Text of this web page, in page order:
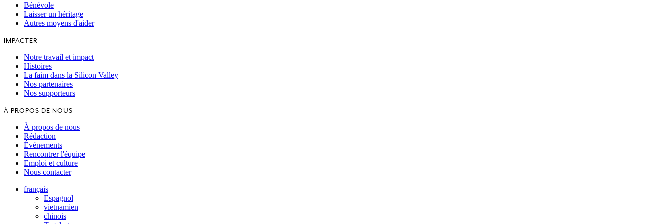
Bénévole
Laisser un héritage
Autres moyens d'aider
IMPACTER
Notre travail et impact
Histoires
La faim dans la Silicon Valley
Nos partenaires
Nos supporteurs
À PROPOS DE NOUS
À propos de nous
Rédaction
Événements
Rencontrer l'équipe
Emploi et culture
Nous contacter
français
Espagnol
vietnamien
chinois